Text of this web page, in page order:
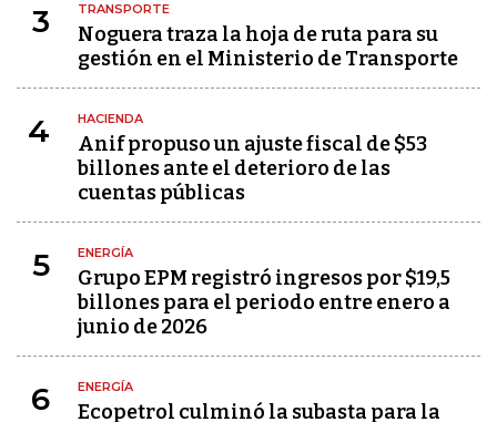
3 TRANSPORTE
Noguera traza la hoja de ruta para su
gestión en el Ministerio de Transporte
4 HACIENDA
Anif propuso un ajuste fiscal de $53
billones ante el deterioro de las
cuentas públicas
5 ENERGÍA
Grupo EPM registró ingresos por $19,5
billones para el periodo entre enero a
junio de 2026
6 ENERGÍA
Ecopetrol culminó la subasta para la